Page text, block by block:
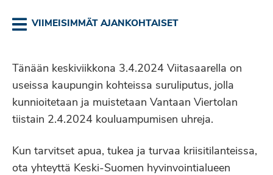
VIIMEISIMMÄT AJANKOHTAISET
Tänään keskiviikkona 3.4.2024 Viitasaarella on
useissa kaupungin kohteissa suruliputus, jolla
kunnioitetaan ja muistetaan Vantaan Viertolan
tiistain 2.4.2024 kouluampumisen uhreja.
Kun tarvitset apua, tukea ja turvaa kriisitilanteissa,
ota yhteyttä Keski-Suomen hyvinvointialueen